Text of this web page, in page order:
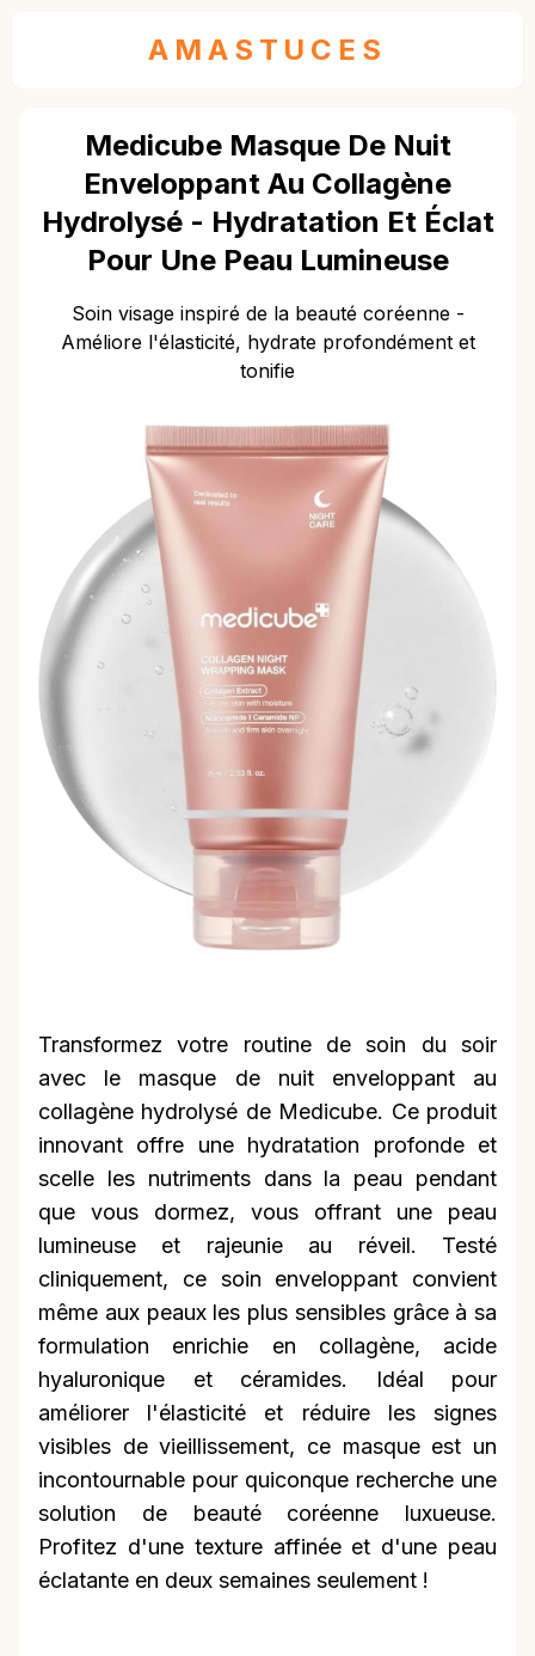
AMASTUCES
Medicube Masque De Nuit
Enveloppant Au Collagène
Hydrolysé - Hydratation Et Éclat
Pour Une Peau Lumineuse
Soin visage inspiré de la beauté coréenne -
Améliore l'élasticité, hydrate profondément et
tonifie
Transformez votre routine de soin du soir
avec le masque de nuit enveloppant au
collagène hydrolysé de Medicube. Ce produit
innovant offre une hydratation profonde et
scelle les nutriments dans la peau pendant
que vous dormez, vous offrant une peau
lumineuse et rajeunie au réveil. Testé
cliniquement, ce soin enveloppant convient
même aux peaux les plus sensibles grâce à sa
formulation enrichie en collagène, acide
hyaluronique et céramides. Idéal pour
améliorer l'élasticité et réduire les signes
visibles de vieillissement, ce masque est un
incontournable pour quiconque recherche une
solution de beauté coréenne luxueuse.
Profitez d'une texture affinée et d'une peau
éclatante en deux semaines seulement !